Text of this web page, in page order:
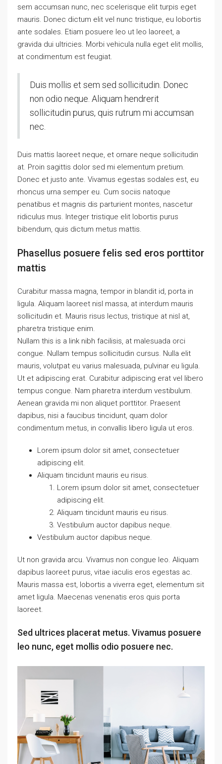
sem accumsan nunc, nec scelerisque elit turpis eget
mauris. Donec dictum elit vel nunc tristique, eu lobortis
ante sodales. Etiam posuere leo ut leo laoreet, a
gravida dui ultricies. Morbi vehicula nulla eget elit mollis,
at condimentum est feugiat.
Duis mollis et sem sed sollicitudin. Donec
non odio neque. Aliquam hendrerit
sollicitudin purus, quis rutrum mi accumsan
nec.
Duis mattis laoreet neque, et ornare neque sollicitudin
at. Proin sagittis dolor sed mi elementum pretium.
Donec et justo ante. Vivamus egestas sodales est, eu
rhoncus urna semper eu. Cum sociis natoque
penatibus et magnis dis parturient montes, nascetur
ridiculus mus. Integer tristique elit lobortis purus
bibendum, quis dictum metus mattis.
Phasellus posuere felis sed eros porttitor
mattis
Curabitur massa magna, tempor in blandit id, porta in
ligula. Aliquam laoreet nisl massa, at interdum mauris
sollicitudin et. Mauris risus lectus, tristique at nisl at,
pharetra tristique enim.
Nullam this is a link nibh facilisis, at malesuada orci
congue. Nullam tempus sollicitudin cursus. Nulla elit
mauris, volutpat eu varius malesuada, pulvinar eu ligula.
Ut et adipiscing erat. Curabitur adipiscing erat vel libero
tempus congue. Nam pharetra interdum vestibulum.
Aenean gravida mi non aliquet porttitor. Praesent
dapibus, nisi a faucibus tincidunt, quam dolor
condimentum metus, in convallis libero ligula ut eros.
Lorem ipsum dolor sit amet, consectetuer
adipiscing elit.
Aliquam tincidunt mauris eu risus.
Lorem ipsum dolor sit amet, consectetuer
adipiscing elit.
Aliquam tincidunt mauris eu risus.
Vestibulum auctor dapibus neque.
Vestibulum auctor dapibus neque.
Ut non gravida arcu. Vivamus non congue leo. Aliquam
dapibus laoreet purus, vitae iaculis eros egestas ac.
Mauris massa est, lobortis a viverra eget, elementum sit
amet ligula. Maecenas venenatis eros quis porta
laoreet.
Sed ultrices placerat metus. Vivamus posuere
leo nunc, eget mollis odio posuere nec.